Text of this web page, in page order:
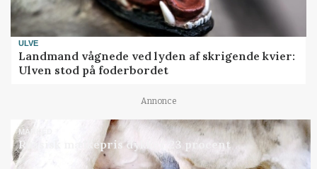
ULVE
Landmand vågnede ved lyden af skrigende kvier:
Ulven stod på foderbordet
Annonce
MARKED
Russisk mælkepris dykker 23 procent